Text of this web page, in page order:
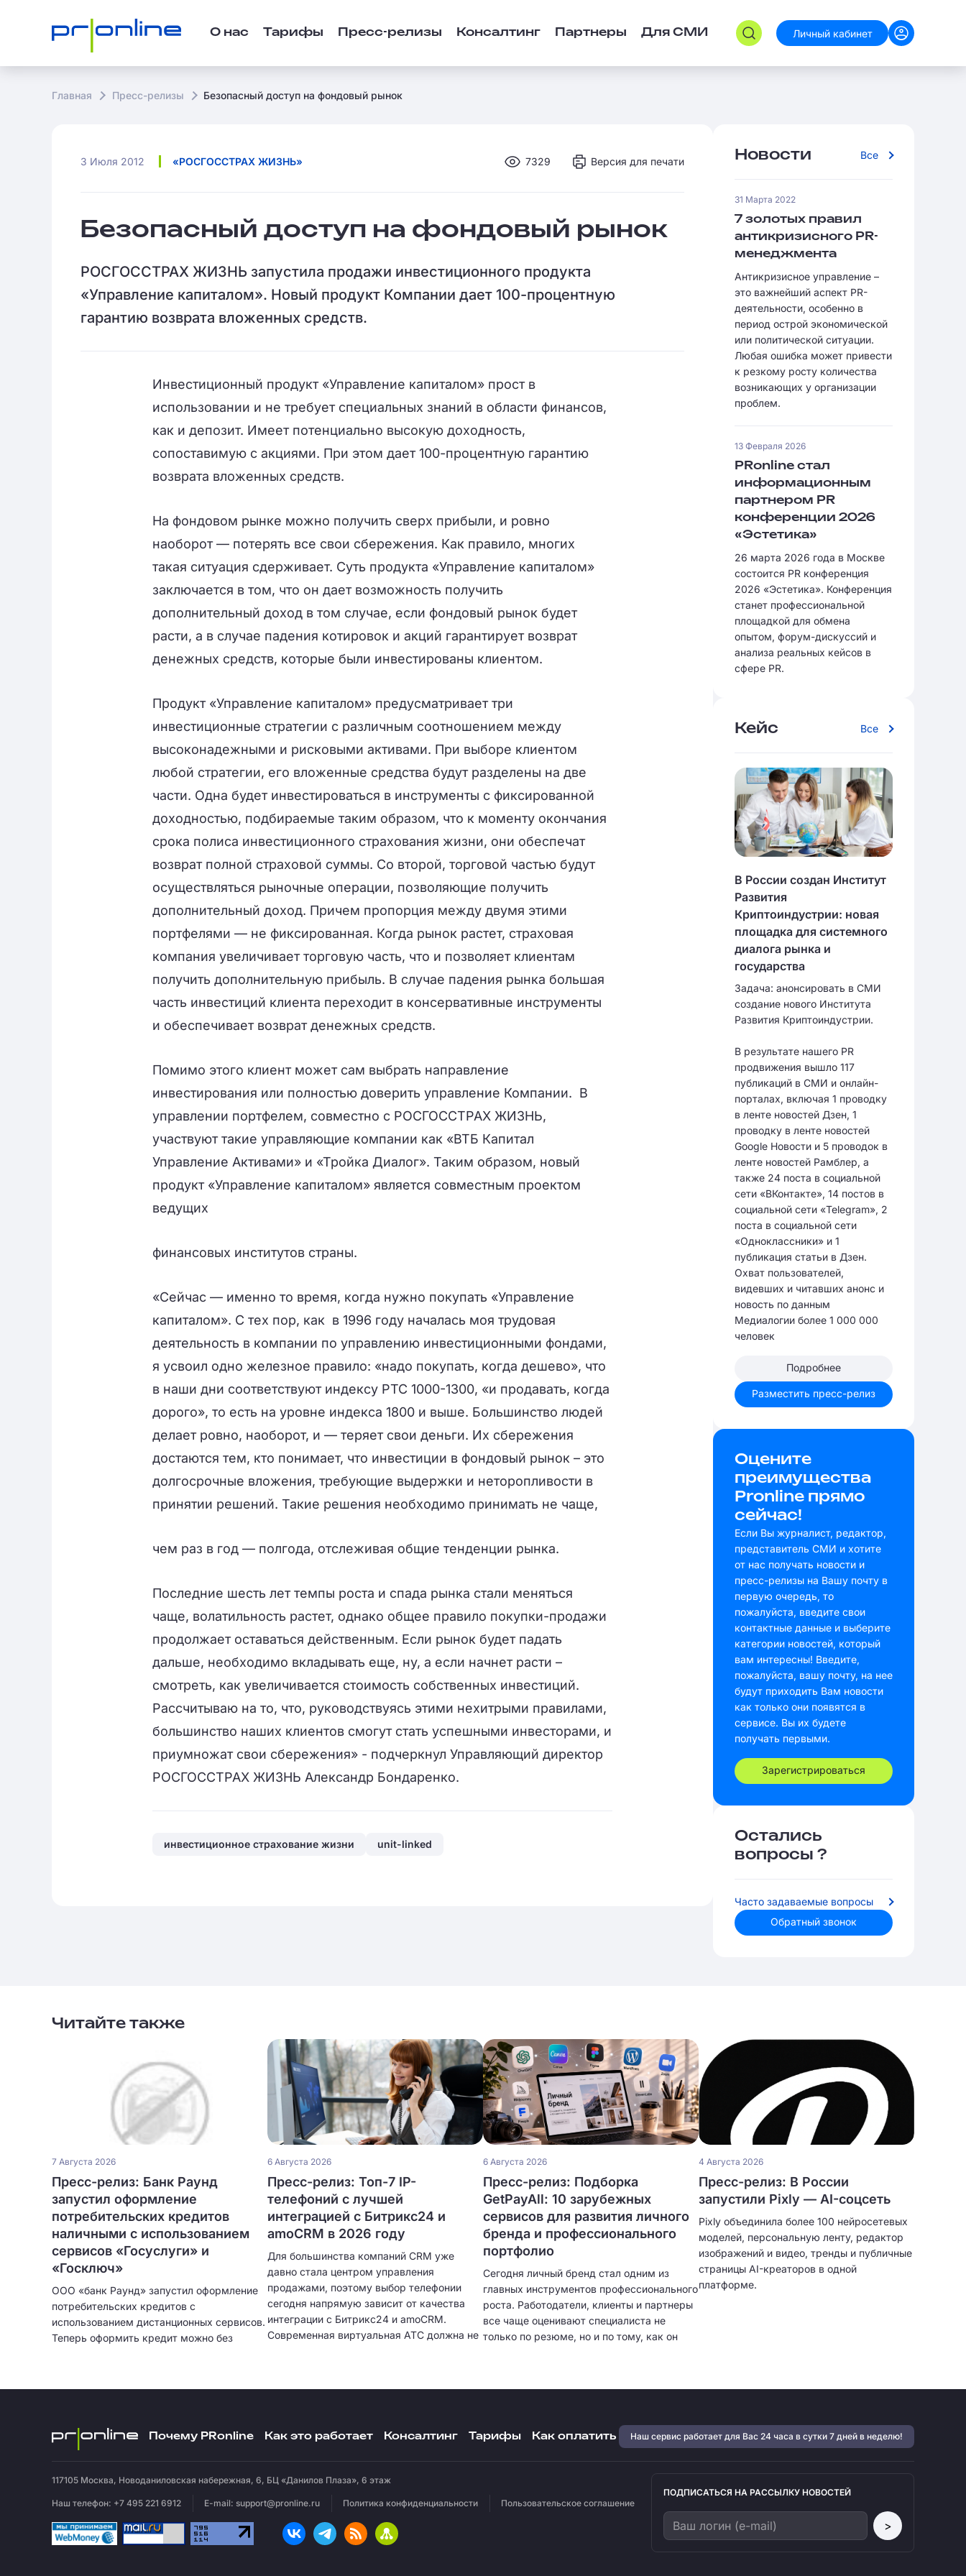
О нас Тарифы Пресс-релизы Консалтинг Партнеры Для СМИ Личный кабинет
Главная Пресс-релизы Безопасный доступ на фондовый рынок
3 Июля 2012 «РОСГОССТРАХ ЖИЗНЬ» 7329 Версия для печати
Безопасный доступ на фондовый рынок
РОСГОССТРАХ ЖИЗНЬ запустила продажи инвестиционного продукта
«Управление капиталом». Новый продукт Компании дает 100-процентную
гарантию возврата вложенных средств.
Инвестиционный продукт «Управление капиталом» прост в
использовании и не требует специальных знаний в области финансов,
как и депозит. Имеет потенциально высокую доходность,
сопоставимую с акциями. При этом дает 100-процентную гарантию
возврата вложенных средств.
На фондовом рынке можно получить сверх прибыли, и ровно
наоборот — потерять все свои сбережения. Как правило, многих
такая ситуация сдерживает. Суть продукта «Управление капиталом»
заключается в том, что он дает возможность получить
дополнительный доход в том случае, если фондовый рынок будет
расти, а в случае падения котировок и акций гарантирует возврат
денежных средств, которые были инвестированы клиентом.
Продукт «Управление капиталом» предусматривает три
инвестиционные стратегии с различным соотношением между
высоконадежными и рисковыми активами. При выборе клиентом
любой стратегии, его вложенные средства будут разделены на две
части. Одна будет инвестироваться в инструменты с фиксированной
доходностью, подбираемые таким образом, что к моменту окончания
срока полиса инвестиционного страхования жизни, они обеспечат
возврат полной страховой суммы. Со второй, торговой частью будут
осуществляться рыночные операции, позволяющие получить
дополнительный доход. Причем пропорция между двумя этими
портфелями — не фиксированная. Когда рынок растет, страховая
компания увеличивает торговую часть, что и позволяет клиентам
получить дополнительную прибыль. В случае падения рынка большая
часть инвестиций клиента переходит в консервативные инструменты
и обеспечивает возврат денежных средств.
Помимо этого клиент может сам выбрать направление
инвестирования или полностью доверить управление Компании. В
управлении портфелем, совместно с РОСГОССТРАХ ЖИЗНЬ,
участвуют такие управляющие компании как «ВТБ Капитал
Управление Активами» и «Тройка Диалог». Таким образом, новый
продукт «Управление капиталом» является совместным проектом
ведущих
финансовых институтов страны.
«Сейчас — именно то время, когда нужно покупать «Управление
капиталом». С тех пор, как в 1996 году началась моя трудовая
деятельность в компании по управлению инвестиционными фондами,
я усвоил одно железное правило: «надо покупать, когда дешево», что
в наши дни соответствуют индексу РТС 1000-1300, «и продавать, когда
дорого», то есть на уровне индекса 1800 и выше. Большинство людей
делает ровно, наоборот, и — теряет свои деньги. Их сбережения
достаются тем, кто понимает, что инвестиции в фондовый рынок – это
долгосрочные вложения, требующие выдержки и неторопливости в
принятии решений. Такие решения необходимо принимать не чаще,
чем раз в год — полгода, отслеживая общие тенденции рынка.
Последние шесть лет темпы роста и спада рынка стали меняться
чаще, волатильность растет, однако общее правило покупки-продажи
продолжает оставаться действенным. Если рынок будет падать
дальше, необходимо вкладывать еще, ну, а если начнет расти –
смотреть, как увеличивается стоимость собственных инвестиций.
Рассчитываю на то, что, руководствуясь этими нехитрыми правилами,
большинство наших клиентов смогут стать успешными инвесторами, и
приумножат свои сбережения» - подчеркнул Управляющий директор
РОСГОССТРАХ ЖИЗНЬ Александр Бондаренко.
инвестиционное страхование жизни unit-linked
Новости Все
31 Марта 2022
7 золотых правил
антикризисного PR-
менеджмента
Антикризисное управление –
это важнейший аспект PR-
деятельности, особенно в
период острой экономической
или политической ситуации.
Любая ошибка может привести
к резкому росту количества
возникающих у организации
проблем.
13 Февраля 2026
PRonline стал
информационным
партнером PR
конференции 2026
«Эстетика»
26 марта 2026 года в Москве
состоится PR конференция
2026 «Эстетика». Конференция
станет профессиональной
площадкой для обмена
опытом, форум-дискуссий и
анализа реальных кейсов в
сфере PR.
Кейс Все
В России создан Институт
Развития
Криптоиндустрии: новая
площадка для системного
диалога рынка и
государства
Задача: анонсировать в СМИ
создание нового Института
Развития Криптоиндустрии.
В результате нашего PR
продвижения вышло 117
публикаций в СМИ и онлайн-
порталах, включая 1 проводку
в ленте новостей Дзен, 1
проводку в ленте новостей
Google Новости и 5 проводок в
ленте новостей Рамблер, а
также 24 поста в социальной
сети «ВКонтакте», 14 постов в
социальной сети «Telegram», 2
поста в социальной сети
«Одноклассники» и 1
публикация статьи в Дзен.
Охват пользователей,
видевших и читавших анонс и
новость по данным
Медиалогии более 1 000 000
человек
Подробнее
Разместить пресс-релиз
Оцените
преимущества
Pronline прямо
сейчас!
Если Вы журналист, редактор,
представитель СМИ и хотите
от нас получать новости и
пресс-релизы на Вашу почту в
первую очередь, то
пожалуйста, введите свои
контактные данные и выберите
категории новостей, который
вам интересны! Введите,
пожалуйста, вашу почту, на нее
будут приходить Вам новости
как только они появятся в
сервисе. Вы их будете
получать первыми.
Зарегистрироваться
Остались
вопросы ?
Часто задаваемые вопросы
Обратный звонок
Читайте также
7 Августа 2026
Пресс-релиз: Банк Раунд
запустил оформление
потребительских кредитов
наличными с использованием
сервисов «Госуслуги» и
«Госключ»
ООО «банк Раунд» запустил оформление
потребительских кредитов с
использованием дистанционных сервисов.
Теперь оформить кредит можно без
6 Августа 2026
Пресс-релиз: Топ-7 IP-
телефоний с лучшей
интеграцией с Битрикс24 и
amoCRM в 2026 году
Для большинства компаний CRM уже
давно стала центром управления
продажами, поэтому выбор телефонии
сегодня напрямую зависит от качества
интеграции с Битрикс24 и amoCRM.
Современная виртуальная АТС должна не
интеграция, тем меньше ручной работы
остается менеджерам и тем выше
6 Августа 2026
Пресс-релиз: Подборка
GetPayAll: 10 зарубежных
сервисов для развития личного
бренда и профессионального
портфолио
Сегодня личный бренд стал одним из
главных инструментов профессионального
роста. Работодатели, клиенты и партнеры
все чаще оценивают специалиста не
только по резюме, но и по тому, как он
быстрее находить проекты, получать
предложения о сотрудничестве и
4 Августа 2026
Пресс-релиз: В России
запустили Pixly — AI-соцсеть
Pixly объединила более 100 нейросетевых
моделей, персональную ленту, редактор
изображений и видео, тренды и публичные
страницы AI-креаторов в одной
платформе.
Почему PRonline Как это работает Консалтинг Тарифы Как оплатить Наш сервис работает для Вас 24 часа в сутки 7 дней в неделю!
117105 Москва, Новоданиловская набережная, 6, БЦ «Данилов Плаза», 6 этаж
Наш телефон: +7 495 221 6912 E-mail: support@pronline.ru Политика конфиденциальности Пользовательское соглашение
ПОДПИСАТЬСЯ НА РАССЫЛКУ НОВОСТЕЙ